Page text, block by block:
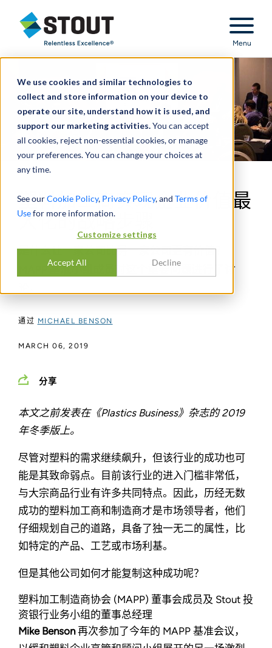
We use cookies and similar technologies to
collect and store information on your device to
operate our site, understand how it is used, and
support our marketing activities.You can accept
all cookies, reject non-essential cookies, or manage
your preferences. You can change your choices at
any time.
See ourCookie Policy, Privacy Policy, and Terms of
Usefor more information.
Customize settings
Accept All Decline
Stout Relentless Excellence
Menu
塑料加工商实现企业价值最
大化的战略步骤
是什么让一家公司比另一家公司更有价值？
MAPP 基准小组成员对这个重要问题进行了讨
通过 MICHAEL BENSON
MARCH 06, 2019
分享
本文之前发表在《Plastics Business》杂志的 2019
年冬季版上。
尽管对塑料的需求继续飙升，但该行业的成功也可
能是其致命弱点。目前该行业的进入门槛非常低，
与大宗商品行业有许多共同特点。因此，历经无数
成功的塑料加工商和制造商才是市场领导者，他们
仔细规划自己的道路，具备了独一无二的属性，比
如特定的产品、工艺或市场利基。
但是其他公司如何才能复制这种成功呢？
塑料加工制造商协会 (MAPP) 董事会成员及 Stout 投
资银行业务小组的董事总经理
Mike Benson再次参加了今年的 MAPP 基准会议，